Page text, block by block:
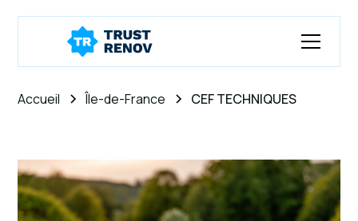
Accueil Île-de-France CEF TECHNIQUES